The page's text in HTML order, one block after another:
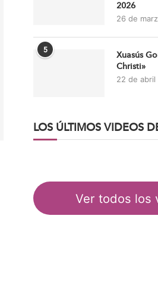
2026
26 de
5
Xuasús
Christi»
22 de
LOS ÚLTIMOS VIDEOS
Ver todos los